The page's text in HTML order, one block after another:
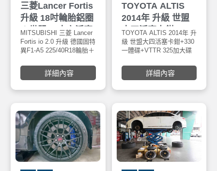
三菱Lancer Fortis
升級 18吋輪胎鋁圈
＋世盟N5大六活塞
卡鉗碟盤組＋北極
星強化型三角架+
KT道路版30段高低
軟硬可調避震器
MITSUBISHI 三菱 Lancer
Fortis io 2.0 升級 德國固特
異F1-A5 225/40R18輪胎＋
量化鋁圈 +世盟N5 大六卡
鉗 配 355mm一體碟盤面
硬可調避震器。安裝於車
寶貝汽車百貨五權西店
詳細內容
TOYOTA ALTIS
2014年 升級 世盟
大四活塞卡鉗+330
一體碟+VTTR 325
加大碟 VTTR藍色
運動版來令片+後下
拉桿
TOYOTA ALTIS 2014年 升
級 世盟大四活塞卡鉗+330
一體碟+VTTR 325加大碟
+後下拉桿。安裝於車寶貝
汽車百貨五權西店。世盟
及硬度有別其他材質FC鑄
鐵材質，工作溫度更 可達
900度C，具0.002超高水準
煞車面研磨及高速平衡之
優良產品。
詳細內容